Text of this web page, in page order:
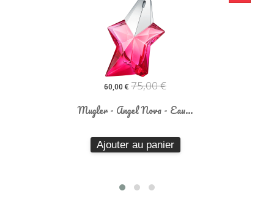
95,04 €118,80 €
Mugler - Angel Nova - Eau...
Ajouter au panier